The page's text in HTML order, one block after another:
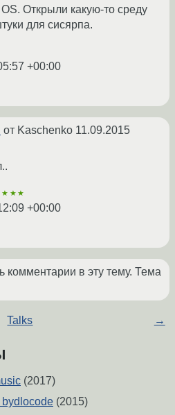
Открыли какую-то среду
для сисярпа.
+00:00
от Kaschenko 11.09.2015
+00:00
комментарии в эту тему. Тема
Talks →
(2017)
(2015)